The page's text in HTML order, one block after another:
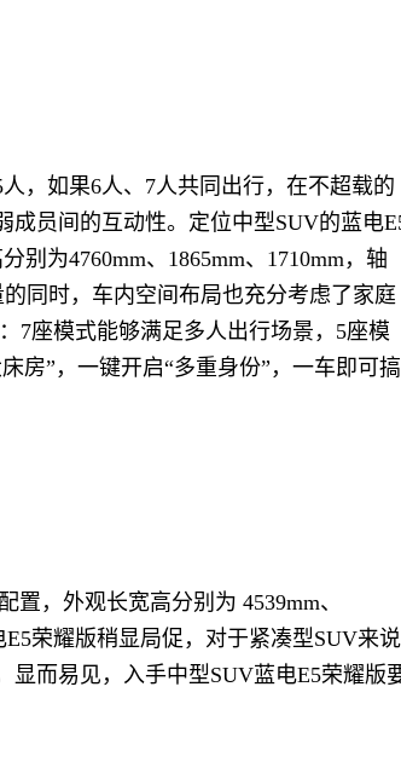
，如果6人、7人共同出行，在不超载的
员间的互动性。定位中型SUV的蓝电
别为4760mm、1865mm、1710mm，轴
同时，车内空间布局也充分考虑了家庭
7座模式能够满足多人出行场景，5座模
房”，一键开启“多重身份”，一车即可搞
，外观长宽高分别为 4539mm、
E5荣耀版稍显局促，对于紧凑型SUV来说
而易见，入手中型SUV蓝电E5荣耀版